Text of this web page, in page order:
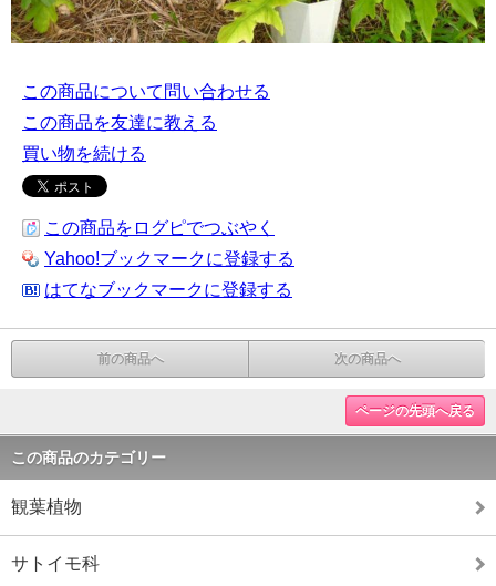
この商品について問い合わせる
この商品を友達に教える
買い物を続ける
この商品をログピでつぶやく
Yahoo!ブックマークに登録する
はてなブックマークに登録する
前の商品へ 次の商品へ
ページの先頭へ戻る
この商品のカテゴリー
観葉植物
サトイモ科